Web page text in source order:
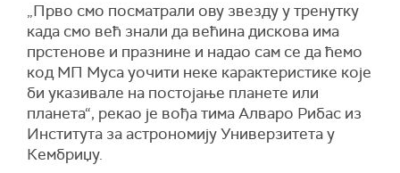
„Прво смо посматрали ову звезду у тренутку
када смо већ знали да већина дискова има
прстенове и празнине и надао сам се да ћемо
код МП Муса уочити неке карактеристике које
би указивале на постојање планете или
планета“, рекао је вођа тима Алваро Рибас из
Института за астрономију Универзитета у
Кембриџу.